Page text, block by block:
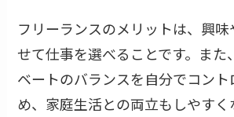
フリーランスのメリットは、興
せて仕事を選べることです。また
ベートのバランスを自分でコン
め、家庭生活との両立もしやすく